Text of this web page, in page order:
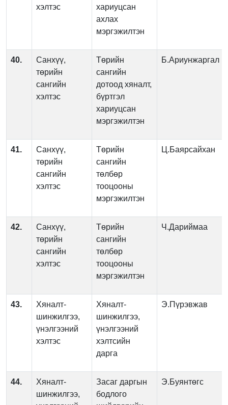
хэлтэс
хариуцсан
ахлах
мэргэжилтэн
40.
Санхүү,
төрийн
сангийн
хэлтэс
Төрийн
сангийн
дотоод хяналт,
бүртгэл
хариуцсан
мэргэжилтэн
Б.Ариунжаргал
41.
Санхүү,
төрийн
сангийн
хэлтэс
Төрийн
сангийн
төлбөр
тооцооны
мэргэжилтэн
Ц.Баярсайхан
42.
Санхүү,
төрийн
сангийн
хэлтэс
Төрийн
сангийн
төлбөр
тооцооны
мэргэжилтэн
Ч.Дариймаа
43.
Хяналт-
шинжилгээ,
үнэлгээний
хэлтэс
Хяналт-
шинжилгээ,
үнэлгээний
хэлтсийн
дарга
Э.Пүрэвжав
44.
Хяналт-
шинжилгээ,
Засаг даргын
бодлого
Э.Буянтөгс